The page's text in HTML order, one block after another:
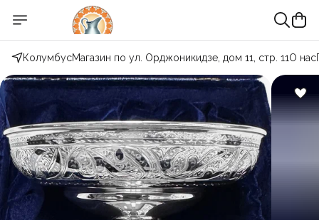
КолумбусМагазин по ул. Орджоникидзе, дом 11, стр. 11О нас